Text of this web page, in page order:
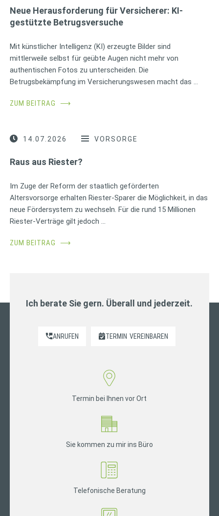
Neue Herausforderung für Versicherer: KI-
gestützte Betrugsversuche
Mit künstlicher Intelligenz (KI) erzeugte Bilder sind
mittlerweile selbst für geübte Augen nicht mehr von
authentischen Fotos zu unterscheiden. Die
Betrugsbekämpfung im Versicherungswesen macht das …
ZUM BEITRAG ⟶
14.07.2026 VORSORGE
Raus aus Riester?
Im Zuge der Reform der staatlich geförderten
Altersvorsorge erhalten Riester-Sparer die Möglichkeit, in das
neue Fördersystem zu wechseln. Für die rund 15 Millionen
Riester-Verträge gilt jedoch …
ZUM BEITRAG ⟶
Ich berate Sie gern. Überall und jederzeit.
ANRUFEN TERMIN VEREINBAREN
Termin bei Ihnen vor Ort
Sie kommen zu mir ins Büro
Telefonische Beratung